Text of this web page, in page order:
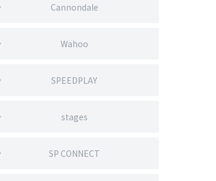
Cannondale
Wahoo
SPEEDPLAY
stages
SP CONNECT